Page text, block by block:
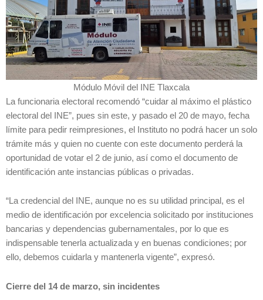
Módulo Móvil del INE Tlaxcala
La funcionaria electoral recomendó “cuidar al máximo el plástico
electoral del INE”, pues sin este, y pasado el 20 de mayo, fecha
límite para pedir reimpresiones, el Instituto no podrá hacer un solo
trámite más y quien no cuente con este documento perderá la
oportunidad de votar el 2 de junio, así como el documento de
identificación ante instancias públicas o privadas.
“La credencial del INE, aunque no es su utilidad principal, es el
medio de identificación por excelencia solicitado por instituciones
bancarias y dependencias gubernamentales, por lo que es
indispensable tenerla actualizada y en buenas condiciones; por
ello, debemos cuidarla y mantenerla vigente”, expresó.
Cierre del 14 de marzo, sin incidentes